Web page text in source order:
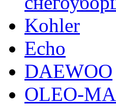
Kohler
Echo
DAEWOO
OLEO-